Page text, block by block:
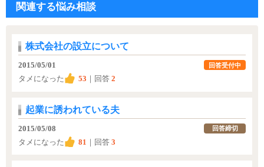
関連する悩み相談
株式会社の設立について
2015/05/01
タメになった
53 ｜回答 2
回答受付中
起業に誘われている夫
2015/05/08
タメになった
81 ｜回答 3
回答締切